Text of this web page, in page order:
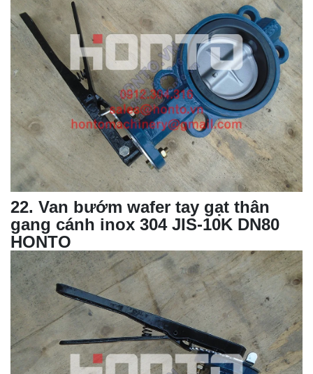
22. Van bướm wafer tay gạt thân
gang cánh inox 304 JIS-10K DN80
HONTO